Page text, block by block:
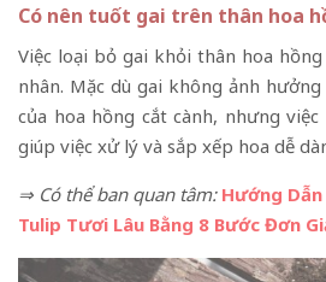
Có nên tuốt gai trên thân hoa
Việc loại bỏ gai khỏi thân hoa
nhân. Mặc dù gai không ảnh
của hoa hồng cắt cành, nhưng
giúp việc xử lý và sắp xếp hoa dễ
⇒ Có thể ban quan tâm: Hướng Dẫn
Tulip Tươi Lâu Bằng 8 Bước Đơn